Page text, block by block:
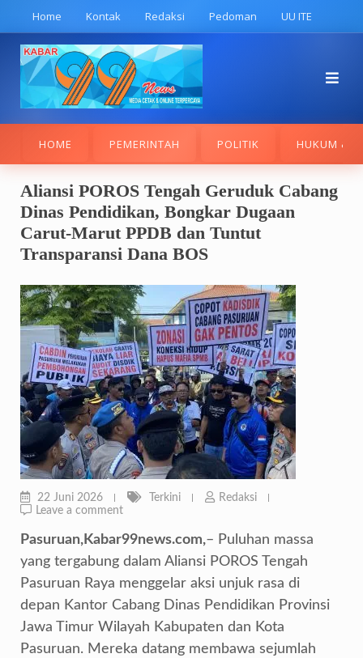
content
Home Kontak Redaksi Pedoman UU ITE
HOME PEMERINTAH POLITIK HUKUM &
Aliansi POROS Tengah Geruduk Cabang
Dinas Pendidikan, Bongkar Dugaan
Carut-Marut PPDB dan Tuntut
Transparansi Dana BOS
22 Juni 2026 Terkini
Redaksi
Leave a comment
Pasuruan,Kabar99news.com,– Puluhan massa
yang tergabung dalam Aliansi POROS Tengah
Pasuruan Raya menggelar aksi unjuk rasa di
depan Kantor Cabang Dinas Pendidikan Provinsi
Jawa Timur Wilayah Kabupaten dan Kota
Pasuruan. Mereka datang membawa sejumlah